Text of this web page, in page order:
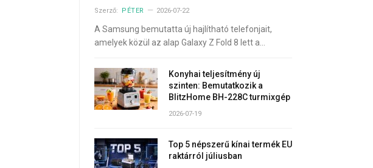
Szerző: PÉTER 2026-07-22
A Samsung bemutatta új hajlítható telefonjait,
amelyek közül az alap Galaxy Z Fold 8 lett a…
Konyhai teljesítmény új
szinten: Bemutatkozik a
BlitzHome BH-228C turmixgép
2026-07-19
Top 5 népszerű kínai termék EU
raktárról júliusban